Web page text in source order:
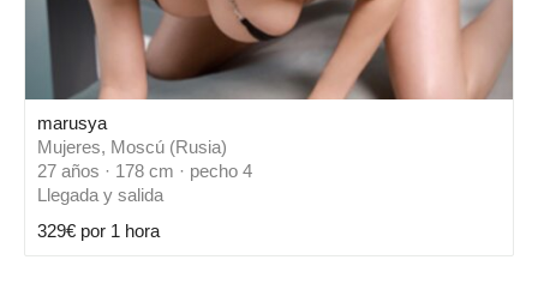
marusya
Mujeres, Moscú (Rusia)
27 años · 178 cm · pecho 4
Llegada y salida
329€ por 1 hora